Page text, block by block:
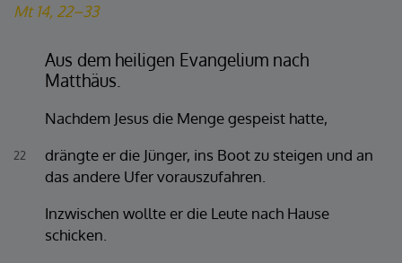
Mt 14, 22–33
Aus dem heiligen Evangelium nach
Matthäus.
Nachdem Jesus die Menge gespeist hatte,
22
drängte er die Jünger, ins Boot zu steigen und an
das andere Ufer vorauszufahren.
Inzwischen wollte er die Leute nach Hause
schicken.